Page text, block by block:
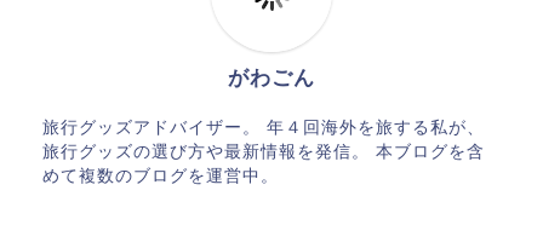
がわごん
旅行グッズアドバイザー。 年４回海外を旅する私が、
旅行グッズの選び方や最新情報を発信。 本ブログを含
めて複数のブログを運営中。